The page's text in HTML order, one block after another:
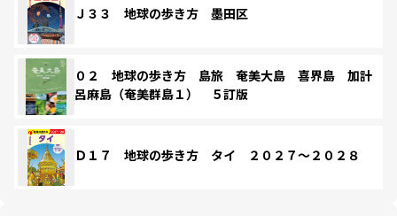
Ｊ３３ 地球の歩き方 墨田区
０２ 地球の歩き方 島旅 奄美大島 喜界島 加計
呂麻島（奄美群島１） ５訂版
Ｄ１７ 地球の歩き方 タイ ２０２７～２０２８